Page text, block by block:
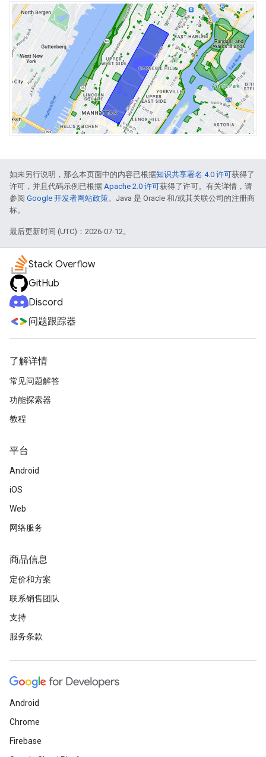
如未另行说明，那么本页面中的内容已根据知识共享署名 4.0 许可获得了
许可，并且代码示例已根据 Apache 2.0 许可获得了许可。有关详情，请
参阅 Google 开发者网站政策。Java 是 Oracle 和/或其关联公司的注册商
标。
最后更新时间 (UTC)：2026-07-12。
Stack Overflow
GitHub
Discord
问题跟踪器
了解详情
常见问题解答
功能探索器
教程
平台
Android
iOS
Web
网络服务
商品信息
定价和方案
联系销售团队
支持
服务条款
Android
Chrome
Firebase